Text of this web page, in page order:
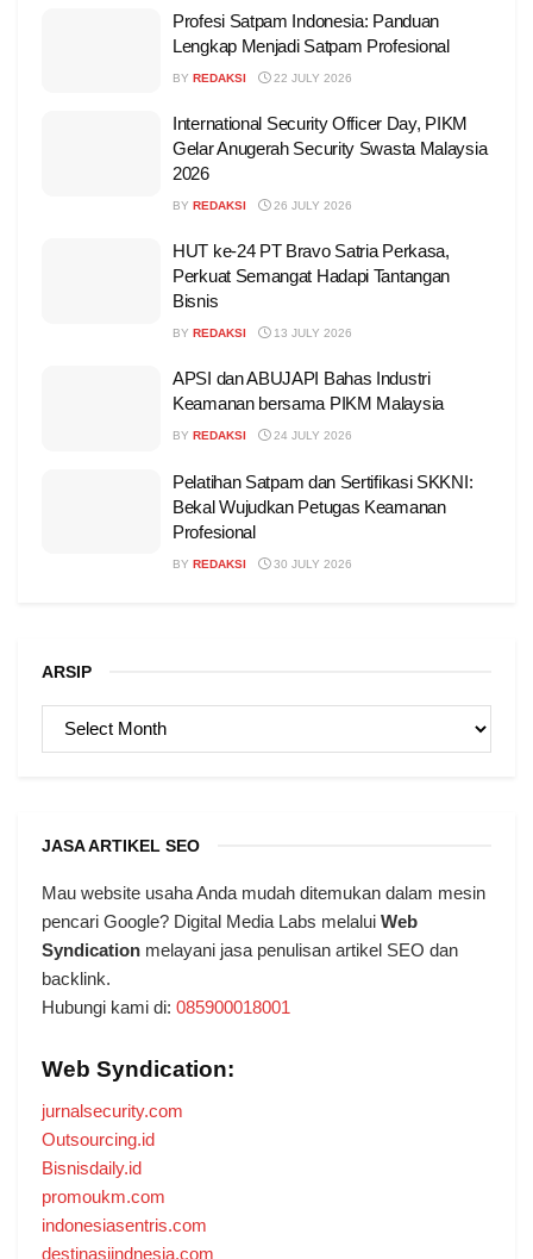
Profesi Satpam Indonesia: Panduan
Lengkap Menjadi Satpam Profesional
BY REDAKSI 22 JULY 2026
International Security Officer Day, PIKM
Gelar Anugerah Security Swasta Malaysia
2026
BY REDAKSI 26 JULY 2026
HUT ke-24 PT Bravo Satria Perkasa,
Perkuat Semangat Hadapi Tantangan
Bisnis
BY REDAKSI 13 JULY 2026
APSI dan ABUJAPI Bahas Industri
Keamanan bersama PIKM Malaysia
BY REDAKSI 24 JULY 2026
Pelatihan Satpam dan Sertifikasi SKKNI:
Bekal Wujudkan Petugas Keamanan
Profesional
BY REDAKSI 30 JULY 2026
ARSIP
ARSIP
JASA ARTIKEL SEO
Mau website usaha Anda mudah ditemukan dalam mesin
pencari Google? Digital Media Labs melalui Web
Syndication melayani jasa penulisan artikel SEO dan
backlink.
Hubungi kami di: 085900018001
Web Syndication:
jurnalsecurity.com
Outsourcing.id
Bisnisdaily.id
promoukm.com
indonesiasentris.com
destinasiindnesia.com